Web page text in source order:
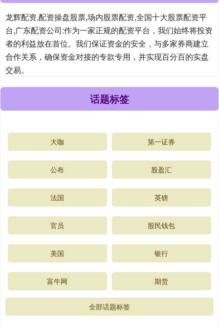
龙辉配资,配资操盘股票,场内股票配资,全国十大股票配资平
台,广东配资公司:作为一家正规的配资平台，我们始终将投资
者的利益放在首位。我们保证资金的安全，与多家券商建立
合作关系，确保资金对接的专款专用，并实现百分百的实盘
交易。
话题标签
大咖 第一证券
公布 股盈汇
法国 英镑
官员 股民钱包
美国 银行
富牛网 期货
全部话题标签